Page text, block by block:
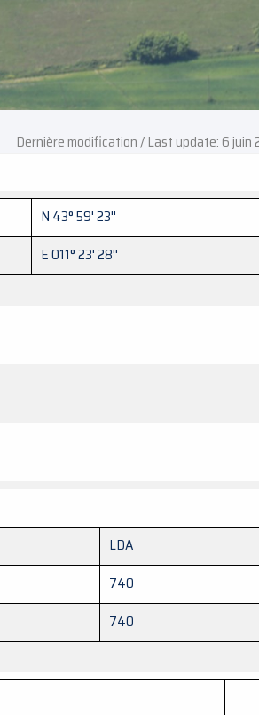
Dernière modification / Last update: 6 juin
N 43° 59' 23''
E 011° 23' 28''
LDA
740
740